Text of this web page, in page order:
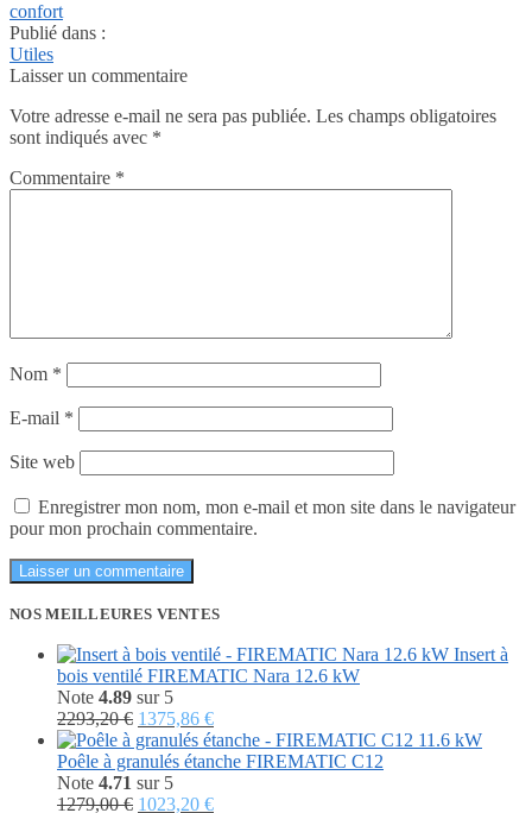
confort
Publié dans :
Utiles
Laisser un commentaire
Votre adresse e-mail ne sera pas publiée. Les champs obligatoires
sont indiqués avec *
Commentaire *
Nom *
E-mail *
Site web
Enregistrer mon nom, mon e-mail et mon site dans le navigateur
pour mon prochain commentaire.
NOS MEILLEURES VENTES
Insert à
bois ventilé FIREMATIC Nara 12.6 kW
Note 4.89 sur 5
2293,20€ Le
prix
initial
était :
2293,20 €.
1375,86 €Le
prix
actuel
1375,86 €.
Poêle à granulés étanche FIREMATIC C12
Note 4.71 sur 5
1279,00€ Le
1023,20 €Le